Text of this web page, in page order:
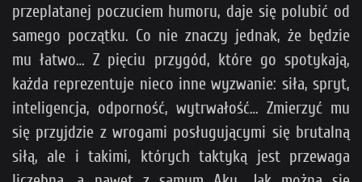
przeplatanej poczuciem humoru, daje się polubić od
samego początku. Co nie znaczy jednak, że będzie
mu łatwo… Z pięciu przygód, które go spotykają,
każda reprezentuje nieco inne wyzwanie: siła, spryt,
inteligencja, odporność, wytrwałość… Zmierzyć mu
się przyjdzie z wrogami posługującymi się brutalną
siłą, ale i takimi, których taktyką jest przewaga